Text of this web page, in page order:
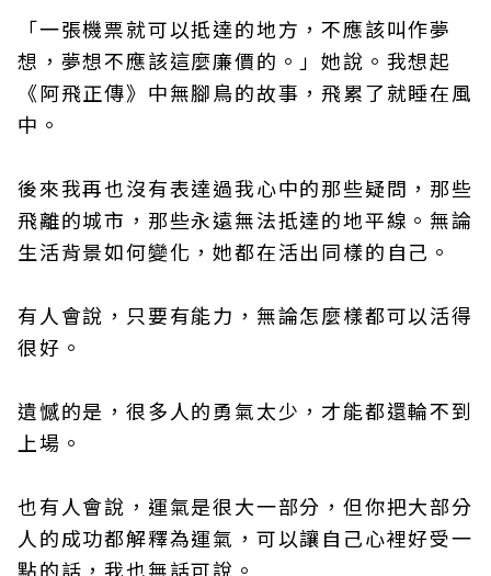
「一張機票就可以抵達的地方，不應該叫作夢
想，夢想不應該這麼廉價的。」她說。我想起
《阿飛正傳》中無腳鳥的故事，飛累了就睡在風
中。
後來我再也沒有表達過我心中的那些疑問，那些
飛離的城市，那些永遠無法抵達的地平線。無論
生活背景如何變化，她都在活出同樣的自己。
有人會說，只要有能力，無論怎麼樣都可以活得
很好。
遺憾的是，很多人的勇氣太少，才能都還輪不到
上場。
也有人會說，運氣是很大一部分，但你把大部分
人的成功都解釋為運氣，可以讓自己心裡好受一
點的話，我也無話可說。